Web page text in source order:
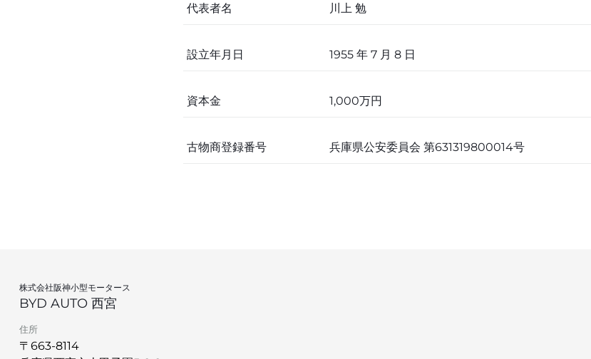
代表者名 川上 勉
設立年月日 1955 年 7 月 8 日
資本金 1,000万円
古物商登録番号 兵庫県公安委員会 第631319800014号
株式会社阪神小型モータース
BYD AUTO 西宮
住所
〒663-8114